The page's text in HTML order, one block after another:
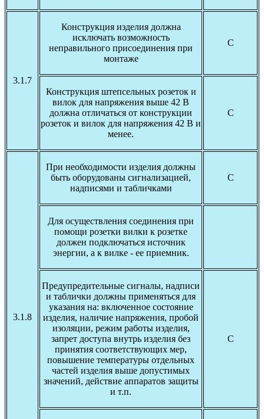
3.1.7
Конструкция изделия должна
исключать возможность
неправильного присоединения при
монтаже
С
Конструкция штепсельных розеток и
вилок для напряжения выше 42 В
должна отличаться от конструкции
розеток и вилок для напряжения 42 В и
менее.
С
3.1.8
При необходимости изделия должны
быть оборудованы сигнализацией,
надписями и табличками
С
Для осуществления соединения при
помощи розетки вилки к розетке
должен подключаться источник
энергии, а к вилке - ее приемник.
Предупредительные сигналы, надписи
и таблички должны применяться для
указания на: включенное состояние
изделия, наличие напряжения, пробой
изоляции, режим работы изделия,
запрет доступа внутрь изделия без
принятия соответствующих мер,
повышение температуры отдельных
частей изделия выше допустимых
значений, действие аппаратов защиты
и т.п.
С